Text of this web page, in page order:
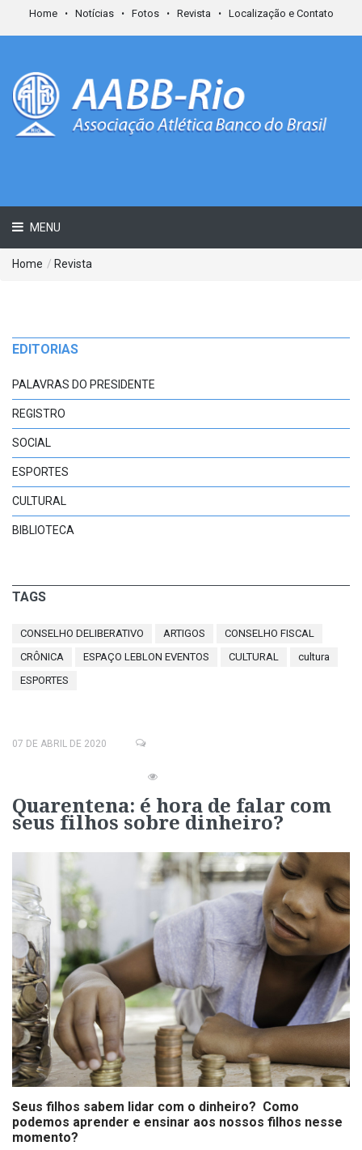
Home Notícias Fotos Revista Localização e Contato
MENU
Home / Revista
EDITORIAS
PALAVRAS DO PRESIDENTE
REGISTRO
SOCIAL
ESPORTES
CULTURAL
BIBLIOTECA
TAGS
CONSELHO DELIBERATIVO ARTIGOS
CONSELHO FISCAL
CRÔNICA
ESPAÇO LEBLON EVENTOS CULTURAL
cultura
ESPORTES
07 DE ABRIL DE 2020
Quarentena: é hora de falar com
seus filhos sobre dinheiro?
Seus filhos sabem lidar com o dinheiro? Como
podemos aprender e ensinar aos nossos filhos nesse
momento?